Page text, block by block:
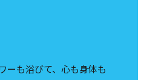
ーも浴びて、心も身体も